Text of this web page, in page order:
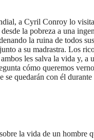
a Cyril Conroy lo
la pobreza a una
la ruina de todos
a su madrastra. Los
les salva la vida y,
cómo queremos
se quedarán con él
la vida de un